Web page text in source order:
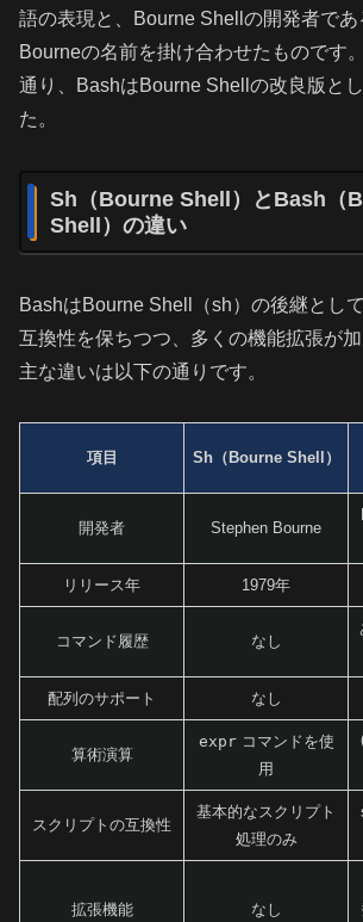
語の表現と、Bourne Shellの開発者であ
Bourneの名前を掛け合わせたものです
通り、BashはBourne Shellの改良版と
た。
Sh（Bourne Shell）とBash（
Shell）の違い
BashはBourne Shell（sh）の後継とし
互換性を保ちつつ、多くの機能拡張が加
主な違いは以下の通りです。
項目 Sh（Bourne Shell）
開発者 Stephen Bourne
リリース年 1979年
コマンド履歴 なし
配列のサポート なし
算術演算
exprコマンドを使
用
スクリプトの互換性
基本的なスクリプト
処理のみ
拡張機能 なし